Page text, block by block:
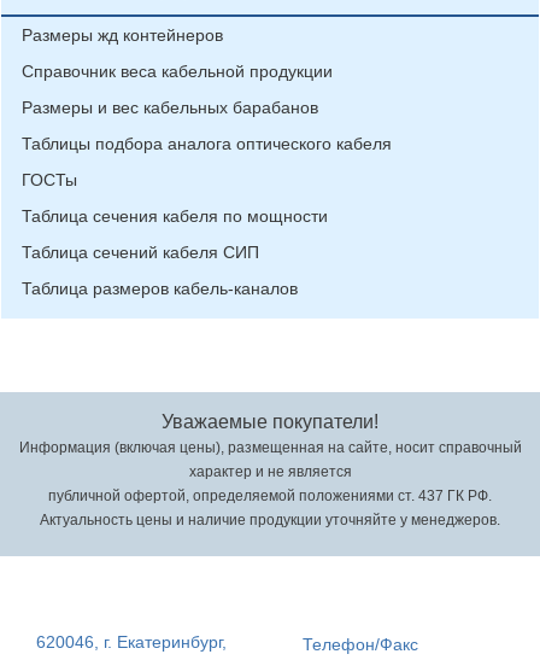
Размеры жд контейнеров
Справочник веса кабельной продукции
Размеры и вес кабельных барабанов
Таблицы подбора аналога оптического кабеля
ГОСТы
Таблица сечения кабеля по мощности
Таблица сечений кабеля СИП
Таблица размеров кабель-каналов
Уважаемые покупатели!
Информация (включая цены), размещенная на сайте, носит справочный
характер и не является
публичной офертой, определяемой положениями ст. 437 ГК РФ.
Актуальность цены и наличие продукции уточняйте у менеджеров.
620046, г. Екатеринбург,
Телефон/Факс